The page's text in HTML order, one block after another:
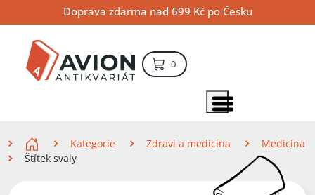
na
obsah
na
navigaci
na
vyhledávání
Doprava zdarma nad 699 Kč po Česku
0položek – košík
Zobrazit položky menu
Kategorie Zdraví a medicína
Medicína
Štítek svaly